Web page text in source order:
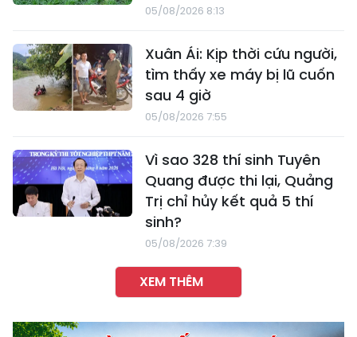
05/08/2026 8:13
Xuân Ái: Kịp thời cứu người,
tìm thấy xe máy bị lũ cuốn
sau 4 giờ
05/08/2026 7:55
Vì sao 328 thí sinh Tuyên
Quang được thi lại, Quảng
Trị chỉ hủy kết quả 5 thí
sinh?
05/08/2026 7:39
XEM THÊM